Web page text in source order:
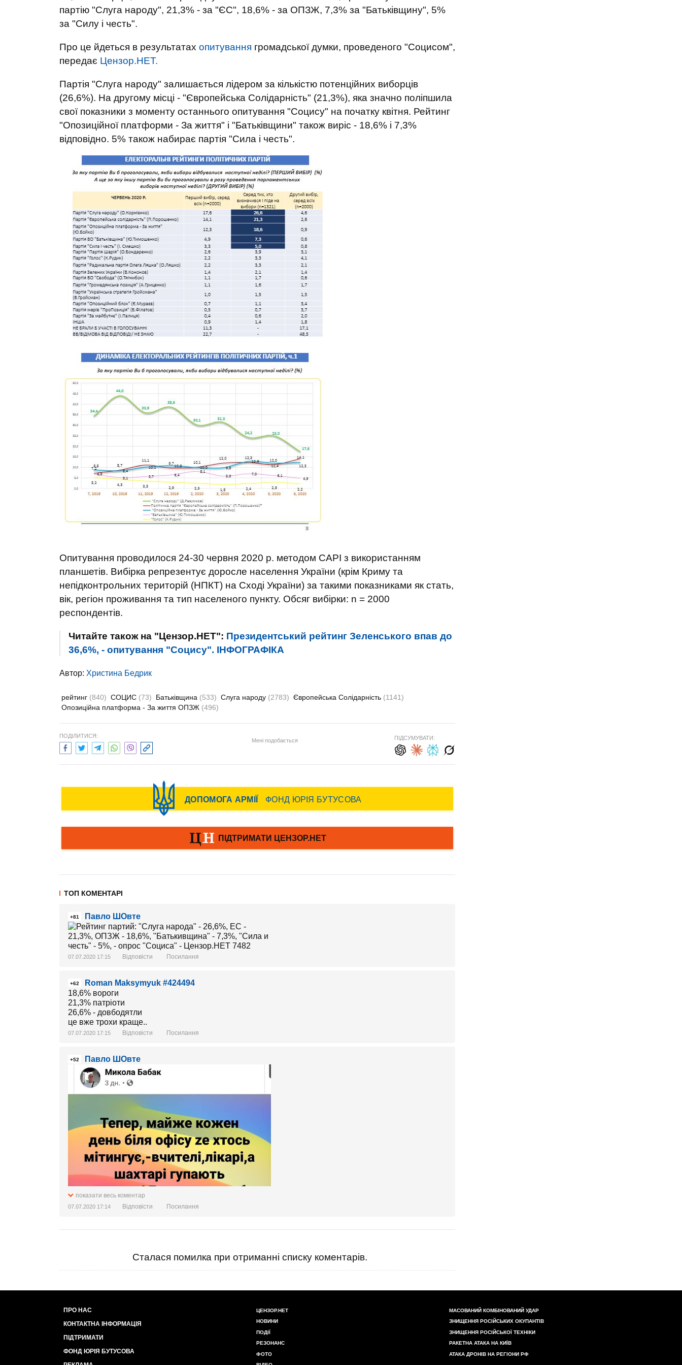
партію "Слуга народу", 21,3% - за "ЄС", 18,6% - за ОПЗЖ, 7,3% за "Батьківщину", 5%
за "Силу і честь".
Про це йдеться в результатах опитування громадської думки, проведеного "Социсом",
передає Цензор.НЕТ.
Партія "Слуга народу" залишається лідером за кількістю потенційних виборців
(26,6%). На другому місці - "Європейська Солідарність" (21,3%), яка значно поліпшила
свої показники з моменту останнього опитування "Соцису" на початку квітня. Рейтинг
"Опозиційної платформи - За життя" і "Батьківщини" також виріс - 18,6% і 7,3%
відповідно. 5% також набирає партія "Сила і честь".
Опитування проводилося 24-30 червня 2020 р. методом CAPI з використанням
планшетів. Вибірка репрезентує доросле населення України (крім Криму та
непідконтрольних територій (НПКТ) на Сході України) за такими показниками як стать,
вік, регіон проживання та тип населеного пункту. Обсяг вибірки: n = 2000
респондентів.
Читайте також на "Цензор.НЕТ": Президентський рейтинг Зеленського впав до
36,6%, - опитування "Соцису". ІНФОГРАФІКА
Автор: Христина Бедрик
рейтинг (840) СОЦИС (73) Батьківщина (533) Слуга народу (2783) Європейська Солідарність (1141)
Опозиційна платформа - За життя ОПЗЖ (496)
ПОДІЛИТИСЯ:
Мені подобається ПІДСУМУВАТИ:
ТОП КОМЕНТАРІ
+81 Павло ШОвте
07.07.2020 17:15 Відповісти Посилання
+62
Roman Maksymyuk #424494
18,6% вороги
21,3% патріоти
26,6% - довбодятли
це вже трохи краще..
07.07.2020 17:15 Відповісти Посилання
+52 Павло ШОвте
показати весь коментар
07.07.2020 17:14 Відповісти Посилання
Сталася помилка при отриманні списку коментарів.
ПРО НАС
КОНТАКТНА ІНФОРМАЦІЯ
ПІДТРИМАТИ
ФОНД ЮРІЯ БУТУСОВА
ЦЕНЗОР.НЕТ
НОВИНИ
ПОДІЇ
РЕЗОНАНС
ФОТО
МАСОВАНИЙ КОМБІНОВАНИЙ УДАР
ЗНИЩЕННЯ РОСІЙСЬКИХ ОКУПАНТІВ
ЗНИЩЕННЯ РОСІЙСЬКОЇ ТЕХНІКИ
РАКЕТНА АТАКА НА КИЇВ
АТАКА ДРОНІВ НА РЕГІОНИ РФ